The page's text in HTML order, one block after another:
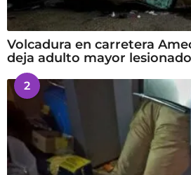
Volcadura en carretera
deja adulto mayor lesionado
2